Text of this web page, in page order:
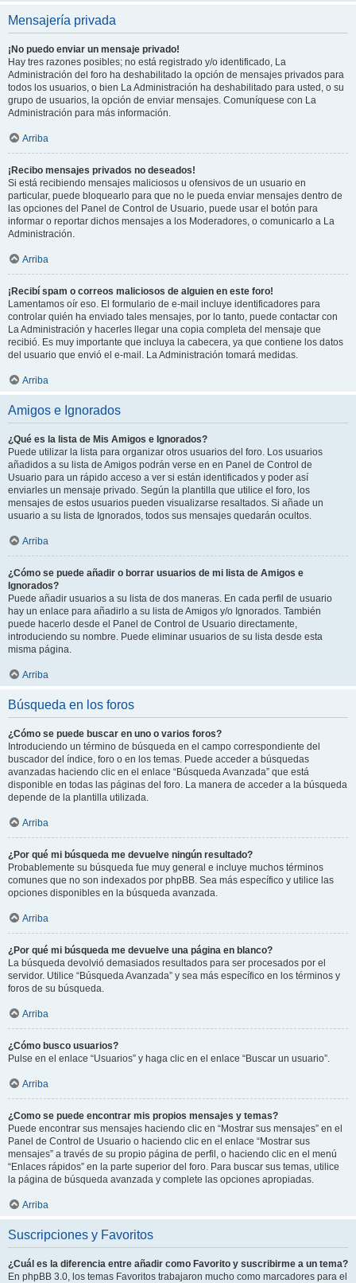
Mensajería privada
¡No puedo enviar un mensaje privado!
Hay tres razones posibles; no está registrado y/o identificado, La
Administración del foro ha deshabilitado la opción de mensajes privados para
todos los usuarios, o bien La Administración ha deshabilitado para usted, o su
grupo de usuarios, la opción de enviar mensajes. Comuníquese con La
Administración para más información.
Arriba
¡Recibo mensajes privados no deseados!
Si está recibiendo mensajes maliciosos u ofensivos de un usuario en
particular, puede bloquearlo para que no le pueda enviar mensajes dentro de
las opciones del Panel de Control de Usuario, puede usar el botón para
informar o reportar dichos mensajes a los Moderadores, o comunicarlo a La
Administración.
Arriba
¡Recibí spam o correos maliciosos de alguien en este foro!
Lamentamos oír eso. El formulario de e-mail incluye identificadores para
controlar quién ha enviado tales mensajes, por lo tanto, puede contactar con
La Administración y hacerles llegar una copia completa del mensaje que
recibió. Es muy importante que incluya la cabecera, ya que contiene los datos
del usuario que envió el e-mail. La Administración tomará medidas.
Arriba
Amigos e Ignorados
¿Qué es la lista de Mis Amigos e Ignorados?
Puede utilizar la lista para organizar otros usuarios del foro. Los usuarios
añadidos a su lista de Amigos podrán verse en en Panel de Control de
Usuario para un rápido acceso a ver si están identificados y poder así
enviarles un mensaje privado. Según la plantilla que utilice el foro, los
mensajes de estos usuarios pueden visualizarse resaltados. Si añade un
usuario a su lista de Ignorados, todos sus mensajes quedarán ocultos.
Arriba
¿Cómo se puede añadir o borrar usuarios de mi lista de Amigos e
Ignorados?
Puede añadir usuarios a su lista de dos maneras. En cada perfil de usuario
hay un enlace para añadirlo a su lista de Amigos y/o Ignorados. También
puede hacerlo desde el Panel de Control de Usuario directamente,
introduciendo su nombre. Puede eliminar usuarios de su lista desde esta
misma página.
Arriba
Búsqueda en los foros
¿Cómo se puede buscar en uno o varios foros?
Introduciendo un término de búsqueda en el campo correspondiente del
buscador del índice, foro o en los temas. Puede acceder a búsquedas
avanzadas haciendo clic en el enlace “Búsqueda Avanzada” que está
disponible en todas las páginas del foro. La manera de acceder a la búsqueda
depende de la plantilla utilizada.
Arriba
¿Por qué mi búsqueda me devuelve ningún resultado?
Probablemente su búsqueda fue muy general e incluye muchos términos
comunes que no son indexados por phpBB. Sea más específico y utilice las
opciones disponibles en la búsqueda avanzada.
Arriba
¿Por qué mi búsqueda me devuelve una página en blanco?
La búsqueda devolvió demasiados resultados para ser procesados por el
servidor. Utilice “Búsqueda Avanzada” y sea más específico en los términos y
foros de su búsqueda.
Arriba
¿Cómo busco usuarios?
Pulse en el enlace “Usuarios” y haga clic en el enlace “Buscar un usuario”.
Arriba
¿Como se puede encontrar mis propios mensajes y temas?
Puede encontrar sus mensajes haciendo clic en “Mostrar sus mensajes” en el
Panel de Control de Usuario o haciendo clic en el enlace “Mostrar sus
mensajes” a través de su propio página de perfil, o haciendo clic en el menú
“Enlaces rápidos” en la parte superior del foro. Para buscar sus temas, utilice
la página de búsqueda avanzada y complete las opciones apropiadas.
Arriba
Suscripciones y Favoritos
¿Cuál es la diferencia entre añadir como Favorito y suscribirme a un tema?
En phpBB 3.0, los temas Favoritos trabajaron mucho como marcadores para el